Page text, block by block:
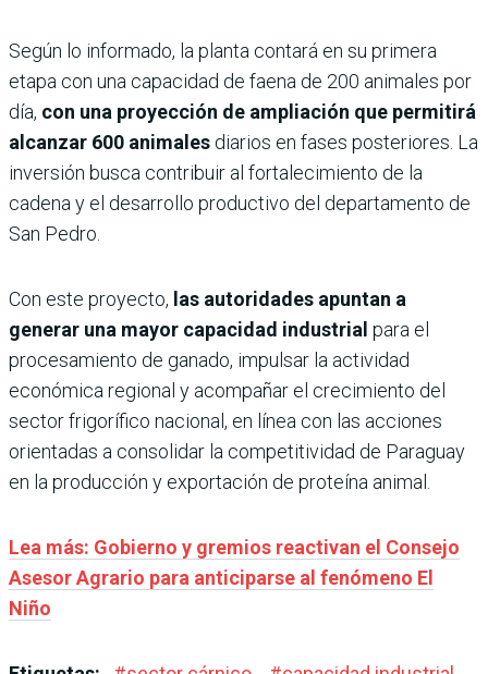
Según lo informado, la planta contará en su primera
etapa con una capacidad de faena de 200 animales por
día, con una proyección de ampliación que permitirá
alcanzar 600 animales diarios en fases posteriores. La
inversión busca contribuir al fortalecimiento de la
cadena y el desarrollo productivo del departamento de
San Pedro.
Con este proyecto, las autoridades apuntan a
generar una mayor capacidad industrial para el
procesamiento de ganado, impulsar la actividad
económica regional y acompañar el crecimiento del
sector frigorífico nacional, en línea con las acciones
orientadas a consolidar la competitividad de Paraguay
en la producción y exportación de proteína animal.
Lea más: Gobierno y gremios reactivan el Consejo
Asesor Agrario para anticiparse al fenómeno El
Niño